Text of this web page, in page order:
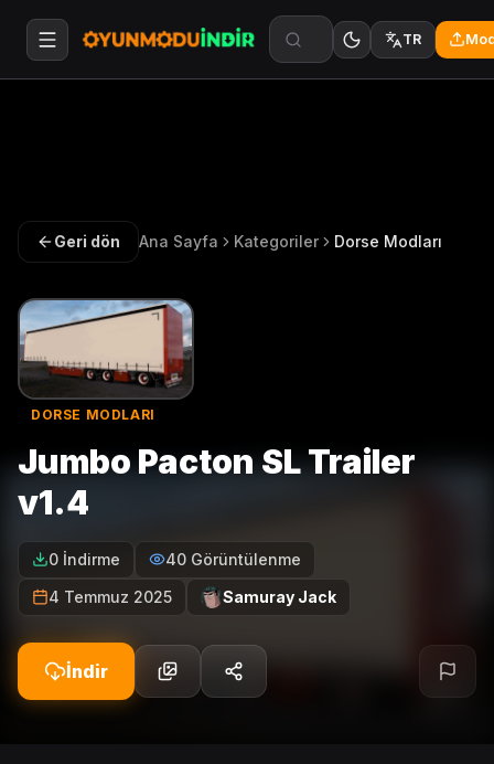
TR
Geri dön Ana Sayfa Kategoriler Dorse Modları
DORSE MODLARI
Jumbo Pacton SL Trailer
v1.4
0 İndirme
40 Görüntülenme
4 Temmuz 2025
Samuray Jack
İndir